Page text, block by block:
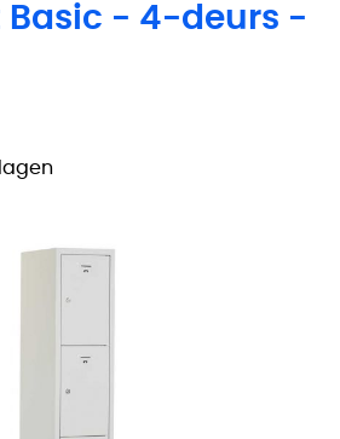
Basic - 4-deurs -